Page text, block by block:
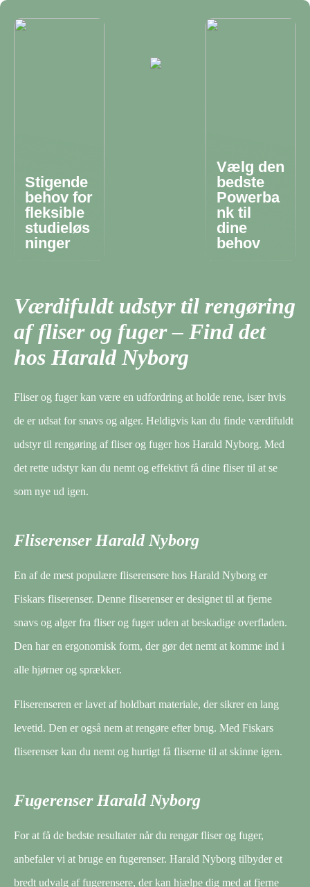
Stigende
behov for
fleksible
studieløs
ninger
Vælg den
bedste
Powerba
nk til
dine
behov
Værdifuldt udstyr til rengøring
af fliser og fuger – Find det
hos Harald Nyborg
Fliser og fuger kan være en udfordring at holde rene, især hvis
de er udsat for snavs og alger. Heldigvis kan du finde værdifuldt
udstyr til rengøring af fliser og fuger hos Harald Nyborg. Med
det rette udstyr kan du nemt og effektivt få dine fliser til at se
som nye ud igen.
Fliserenser Harald Nyborg
En af de mest populære fliserensere hos Harald Nyborg er
Fiskars fliserenser. Denne fliserenser er designet til at fjerne
snavs og alger fra fliser og fuger uden at beskadige overfladen.
Den har en ergonomisk form, der gør det nemt at komme ind i
alle hjørner og sprækker.
Fliserenseren er lavet af holdbart materiale, der sikrer en lang
levetid. Den er også nem at rengøre efter brug. Med Fiskars
fliserenser kan du nemt og hurtigt få fliserne til at skinne igen.
Fugerenser Harald Nyborg
For at få de bedste resultater når du rengør fliser og fuger,
anbefaler vi at bruge en fugerenser. Harald Nyborg tilbyder et
bredt udvalg af fugerensere, der kan hjælpe dig med at fjerne